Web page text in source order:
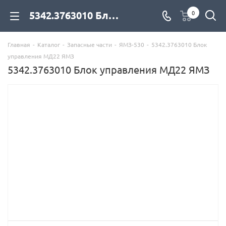
5342.3763010 Блок управления МД22 ЯМЗ для дизельных двигателей купить со склада с доставкой по цене официального дилера - компания Дизель Экспорт 0
Главная - Каталог - Запасные части - ЯМЗ-530 - 5342.3763010 Блок
управления МД22 ЯМЗ
5342.3763010 Блок управления МД22 ЯМЗ